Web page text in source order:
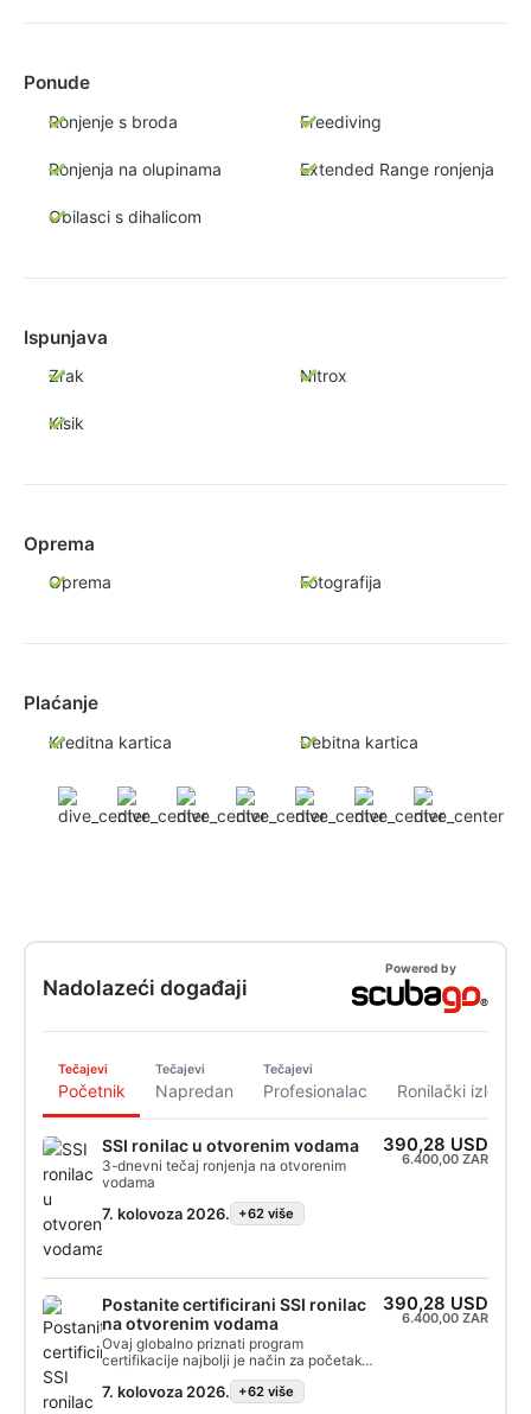
Ponude
Ronjenje s broda Freediving
Ronjenja na olupinama Extended Range ronjenja
Obilasci s dihalicom
Ispunjava
Zrak Nitrox
Kisik
Oprema
Oprema Fotografija
Plaćanje
Kreditna kartica Debitna kartica
Nadolazeći događaji
Powered by
Tečajevi
Početnik
Tečajevi
Napredan
Tečajevi
Profesionalac Ronilački izleti
SSI ronilac u otvorenim vodama
3-dnevni tečaj ronjenja na otvorenim
vodama
7. kolovoza 2026. +62 više
390,28 USD
6.400,00 ZAR
Postanite certificirani SSI ronilac
na otvorenim vodama
Ovaj globalno priznati program
certifikacije najbolji je način za početak
vaših cjeloživotnih avantura kao
certificirani ronilac. Personalizirana obuka
7. kolovoza 2026. +62 više
390,28 USD
6.400,00 ZAR